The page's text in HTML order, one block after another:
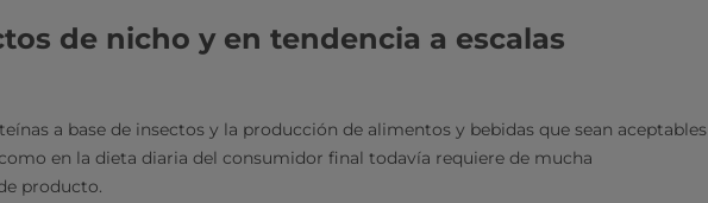
de nicho y en tendencia a escalas
a base de insectos y la producción de alimentos y bebidas que sean aceptables
en la dieta diaria del consumidor final todavía requiere de mucha
producto.